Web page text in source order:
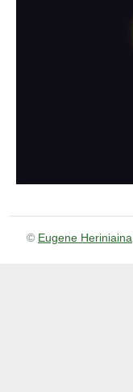
© Eugene Heriniaina